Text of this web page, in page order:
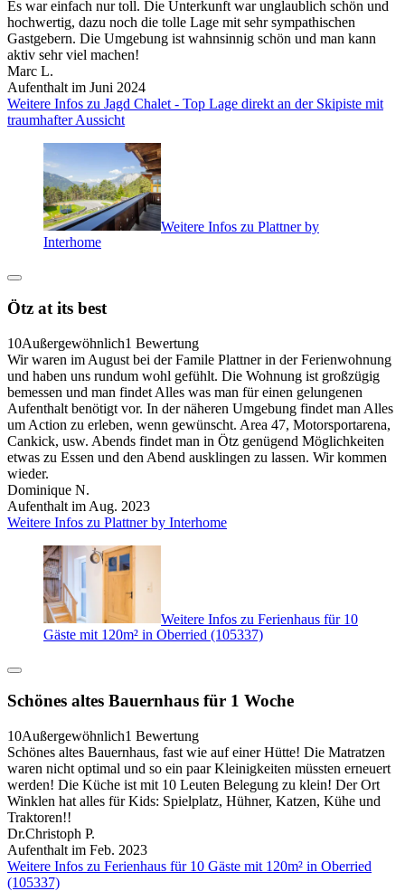
Es war einfach nur toll. Die Unterkunft war unglaublich schön und
hochwertig, dazu noch die tolle Lage mit sehr sympathischen
Gastgebern. Die Umgebung ist wahnsinnig schön und man kann
aktiv sehr viel machen!
Marc L.
Aufenthalt im Juni 2024
Weitere Infos zu Jagd Chalet - Top Lage direkt an der Skipiste mit
traumhafter Aussicht
Weitere Infos zu Plattner by
Interhome
Ötz at its best
10Außergewöhnlich1 Bewertung
Wir waren im August bei der Famile Plattner in der Ferienwohnung
und haben uns rundum wohl gefühlt. Die Wohnung ist großzügig
bemessen und man findet Alles was man für einen gelungenen
Aufenthalt benötigt vor. In der näheren Umgebung findet man Alles
um Action zu erleben, wenn gewünscht. Area 47, Motorsportarena,
Cankick, usw. Abends findet man in Ötz genügend Möglichkeiten
etwas zu Essen und den Abend ausklingen zu lassen. Wir kommen
wieder.
Dominique N.
Aufenthalt im Aug. 2023
Weitere Infos zu Plattner by Interhome
Weitere Infos zu Ferienhaus für 10
Gäste mit 120m² in Oberried (105337)
Schönes altes Bauernhaus für 1 Woche
10Außergewöhnlich1 Bewertung
Schönes altes Bauernhaus, fast wie auf einer Hütte! Die Matratzen
waren nicht optimal und so ein paar Kleinigkeiten müssten erneuert
werden! Die Küche ist mit 10 Leuten Belegung zu klein! Der Ort
Winklen hat alles für Kids: Spielplatz, Hühner, Katzen, Kühe und
Traktoren!!
Dr.Christoph P.
Aufenthalt im Feb. 2023
Weitere Infos zu Ferienhaus für 10 Gäste mit 120m² in Oberried
(105337)